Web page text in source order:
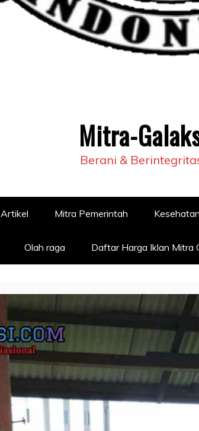
Mitra-
Berani &
Artikel Mitra Pemerintah Kesehatan
Olah raga Daftar Harga Iklan Mitra